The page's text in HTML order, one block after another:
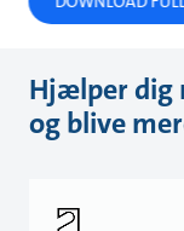
Hjælper dig
og blive